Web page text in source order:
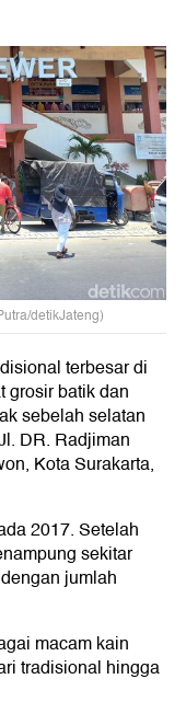
detikJateng)
terbesar di
grosir batik dan
sebelah selatan
DR. Radjiman
Kota Surakarta,
2017. Setelah
sekitar
jumlah
macam kain
tradisional hingga